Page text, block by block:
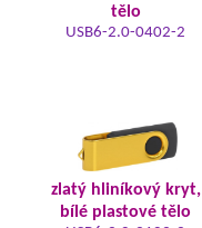
tělo
USB6-2.0-0402-2
zlatý hliníkový kryt,
bílé plastové tělo